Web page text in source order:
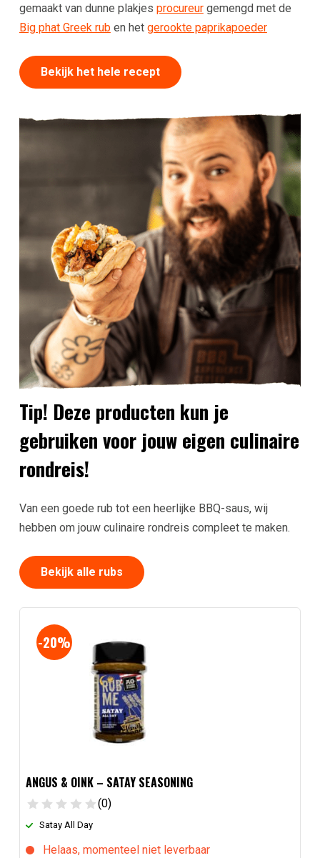
gemaakt van dunne plakjes procureurgemengd met de
Big phat Greek ruben het gerookte paprikapoeder
Bekijk het hele recept
Tip! Deze producten kun je
gebruiken voor jouw eigen culinaire
rondreis!
Van een goede rub tot een heerlijke BBQ-saus, wij
hebben om jouw culinaire rondreis compleet te maken.
Bekijk alle rubs
-20%
ANGUS & OINK – SATAY SEASONING
(0)
Satay All Day
Helaas, momenteel niet leverbaar